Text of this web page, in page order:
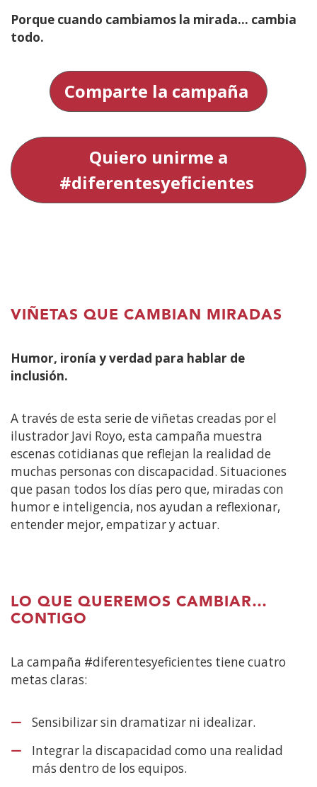
Porque cuando cambiamos la mirada… cambia
todo.
Comparte la campaña
Quiero unirme a
#diferentesyeficientes
VIÑETAS QUE CAMBIAN MIRADAS
Humor, ironía y verdad para hablar de
inclusión.
A través de esta serie de viñetas creadas por el
ilustrador Javi Royo, esta campaña muestra
escenas cotidianas que reflejan la realidad de
muchas personas con discapacidad. Situaciones
que pasan todos los días pero que, miradas con
humor e inteligencia, nos ayudan a reflexionar,
entender mejor, empatizar y actuar.
LO QUE QUEREMOS CAMBIAR…
CONTIGO
La campaña #diferentesyeficientes tiene cuatro
metas claras:
Sensibilizar sin dramatizar ni idealizar.
Integrar la discapacidad como una realidad
más dentro de los equipos.